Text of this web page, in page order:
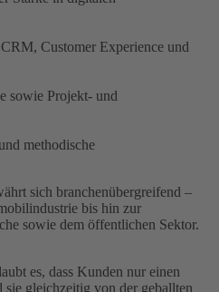
Customer Experience und
sowie Projekt- und
methodische
sich branchenübergreifend –
bis hin zur
sowie dem öffentlichen Sektor.
es, dass Kunden nur einen
sie gleichzeitig von der geballten